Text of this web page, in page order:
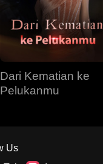
Dari Kematian ke
Pelukanmu
Us